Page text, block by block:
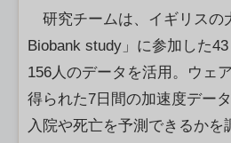
研究チームは、イギリスの
Biobank study」に参加した
156人のデータを活用。ウェ
得られた7日間の加速度デー
入院や死亡を予測できるかを